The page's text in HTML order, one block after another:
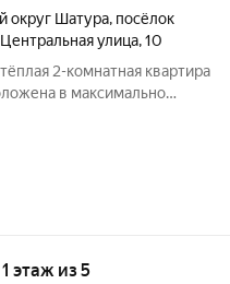
округ Шатура, посёлок
Центральная улица,10
2-комнатная квартира
в максимально
делает проживание
этаж из 5